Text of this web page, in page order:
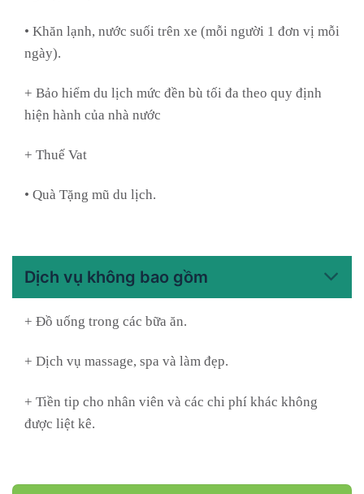
• Khăn lạnh, nước suối trên xe (mỗi người 1 đơn vị mỗi
ngày).
+ Bảo hiểm du lịch mức đền bù tối đa theo quy định
hiện hành của nhà nước
+ Thuế Vat
• Quà Tặng mũ du lịch.
Dịch vụ không bao gồm
+ Đồ uống trong các bữa ăn.
+ Dịch vụ massage, spa và làm đẹp.
+ Tiền tip cho nhân viên và các chi phí khác không
được liệt kê.